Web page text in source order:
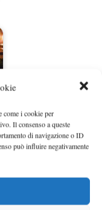
come i cookie per
Il consenso a queste
di navigazione o ID
può influire negativamente